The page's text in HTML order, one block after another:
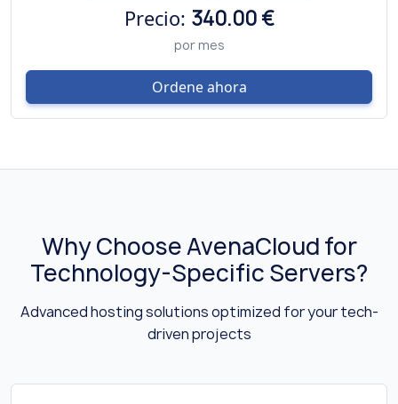
Precio: 340.00 €
por mes
Ordene ahora
Why Choose AvenaCloud for
Technology-Specific Servers?
Advanced hosting solutions optimized for your tech-
driven projects